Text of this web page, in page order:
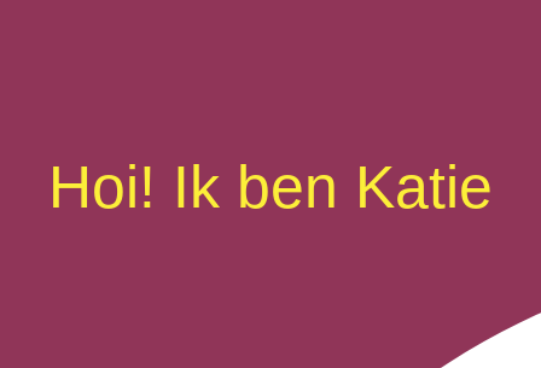
Hoi! Ik ben Katie